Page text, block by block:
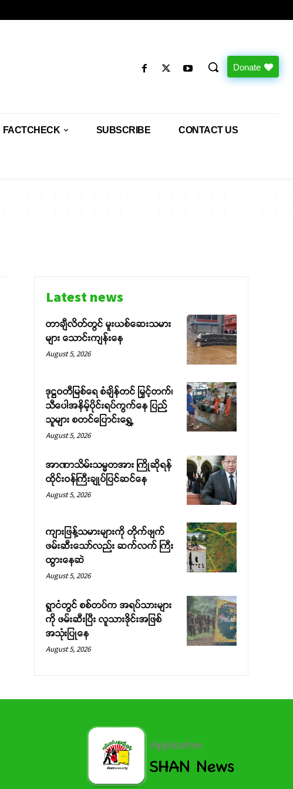
Donate
FACTCHECK SUBSCRIBE CONTACT US
Latest news
တာချီလိတ်တွင် မူးယစ်ဆေးသမား
များ သောင်းကျန်းနေ
August 5, 2026
ဒုဋ္ဌဝတီမြစ်ရေ စံချိန်တင် မြှင့်တက်၊
သီပေါအနိမ့်ပိုင်းရပ်ကွက်နေ ပြည်
သူများ စတင်ပြောင်းရွှေ့
August 5, 2026
အာဏာသိမ်းသမ္မတအား ကြိုဆိုရန်
ထိုင်းဝန်ကြီးချုပ်ပြင်ဆင်နေ
August 5, 2026
ကျားဖြန့်သမားများကို တိုက်ဖျက်
ဖမ်းဆီးသော်လည်း ဆက်လက် ကြီး
ထွားနေဆဲ
August 5, 2026
ရွာငံတွင် စစ်တပ်က အရပ်သားများ
ကို ဖမ်းဆီးပြီး လူသားဒိုင်းအဖြစ်
အသုံးပြုနေ
August 5, 2026